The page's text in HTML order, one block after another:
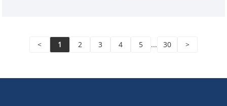
< 1 2 3 4 5 ... 30 >